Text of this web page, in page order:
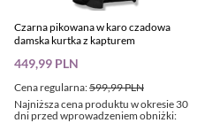
Czarna pikowana w karo czadowa
damska kurtka z kapturem
Cena regularna:599,99 PLN
449,99 PLN
Najniższa cena produktu w okresie 30
dni przed wprowadzeniem obniżki: